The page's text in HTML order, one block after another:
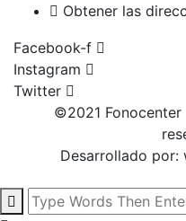
Obtener las
Facebook-f
Instagram
Twitter
©2021 Fonocenter
Desarrollado por: